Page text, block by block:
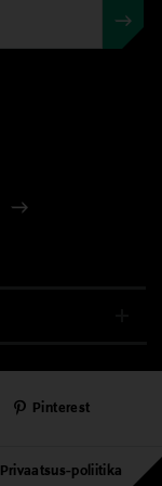
Privaatsus-poliitika
Pinterest